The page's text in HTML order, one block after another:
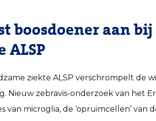
boosdoener aan
ALSP
ziekte ALSP verschrompelt de
Nieuw zebravis-onderzoek van het
van microglia, de ‘opruimcellen’ van